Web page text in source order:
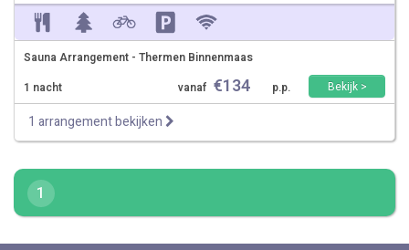
Sauna Arrangement - Thermen Binnenmaas
1 nacht
vanaf €134 p.p. Bekijk >
1 arrangement bekijken
1